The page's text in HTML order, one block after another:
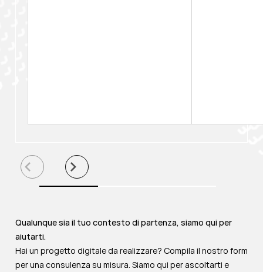
Qualunque sia il tuo contesto di partenza, siamo qui per
aiutarti.
Hai un progetto digitale da realizzare? Compila il nostro form
per una consulenza su misura. Siamo qui per ascoltarti e